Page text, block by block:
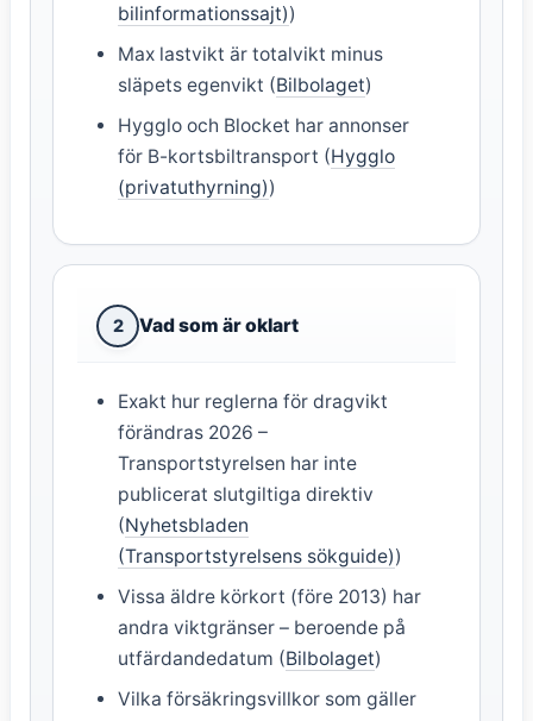
bilinformationssajt))
Max lastvikt är totalvikt minus
släpets egenvikt (Bilbolaget)
Hygglo och Blocket har annonser
för B-kortsbiltransport (Hygglo
(privatuthyrning))
2 Vad som är oklart
Exakt hur reglerna för dragvikt
förändras 2026 –
Transportstyrelsen har inte
publicerat slutgiltiga direktiv
(Nyhetsbladen
(Transportstyrelsens sökguide))
Vissa äldre körkort (före 2013) har
andra viktgränser – beroende på
utfärdandedatum (Bilbolaget)
Vilka försäkringsvillkor som gäller